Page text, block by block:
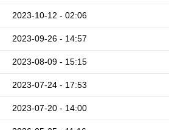
2023-10-12 - 02:06
2023-09-26 - 14:57
2023-08-09 - 15:15
2023-07-24 - 17:53
2023-07-20 - 14:00